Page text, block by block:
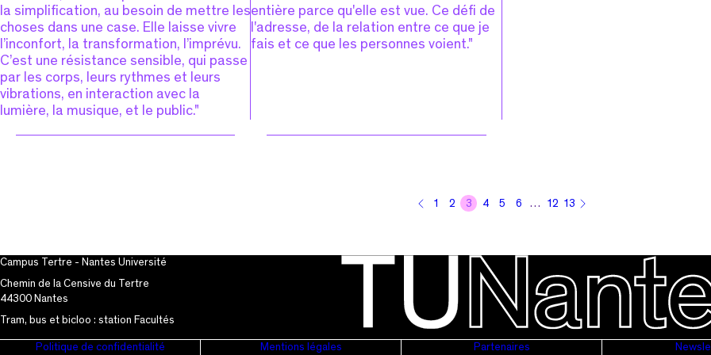
la simplification, au besoin de mettre les
choses dans une case. Elle laisse vivre
l’inconfort, la transformation, l’imprévu.
C’est une résistance sensible, qui passe
par les corps, leurs rythmes et leurs
vibrations, en interaction avec la
lumière, la musique, et le public."
entière parce qu'elle est vue. Ce défi de
l'adresse, de la relation entre ce que je
fais et ce que les personnes voient."
1 2 3 4 5 6 … 12 13
Campus Tertre - Nantes Université
Chemin de la Censive du Tertre
44300 Nantes
Tram, bus et bicloo : station Facultés
Politique de confidentialité
Mentions légales Partenaires